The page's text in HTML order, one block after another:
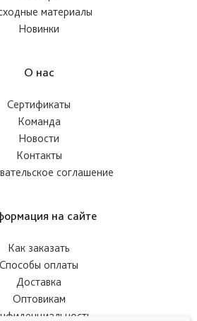
материалы
Новинки
О нас
Сертификаты
Команда
Новости
Контакты
соглашение
на сайте
Как заказать
Способы оплаты
Доставка
Оптовикам